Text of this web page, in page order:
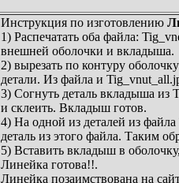
Инструкция по изготовлению
1) Распечатать оба файла:
внешней оболочки и вкладыша.
2) вырезать по контуру
детали. Из файла и
3) Согнуть деталь вкладыша из
и склеить. Вкладыш готов.
4) На одной из деталей из
деталь из этого файла. Таким
5) Вставить вкладыш в
Линейка готова!!.
Линейка позаимствована на